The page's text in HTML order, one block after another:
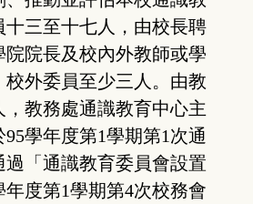
十三至十七人，由校長聘
院長及校內外教師或學
外委員至少三人。由教
教務處通識教育中心主
學年度第1學期第1次通
「通識教育委員會設置
年度第1學期第4次校務會